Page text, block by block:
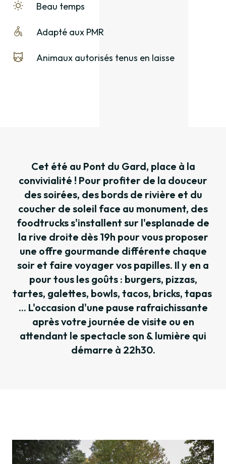
Beau temps
Adapté aux PMR
Animaux autorisés tenus en laisse
Cet été au Pont du Gard, place à la
convivialité ! Pour profiter de la douceur
des soirées, des bords de rivière et du
coucher de soleil face au monument, des
foodtrucks s'installent sur l'esplanade de
la rive droite dès 19h pour vous proposer
une offre gourmande différente chaque
soir et faire voyager vos papilles. Il y en a
pour tous les goûts : burgers, pizzas,
tartes, galettes, bowls, tacos, bricks, tapas
... L'occasion d'une pause rafraichissante
après votre journée de visite ou en
attendant le spectacle son & lumière qui
démarre à 22h30.